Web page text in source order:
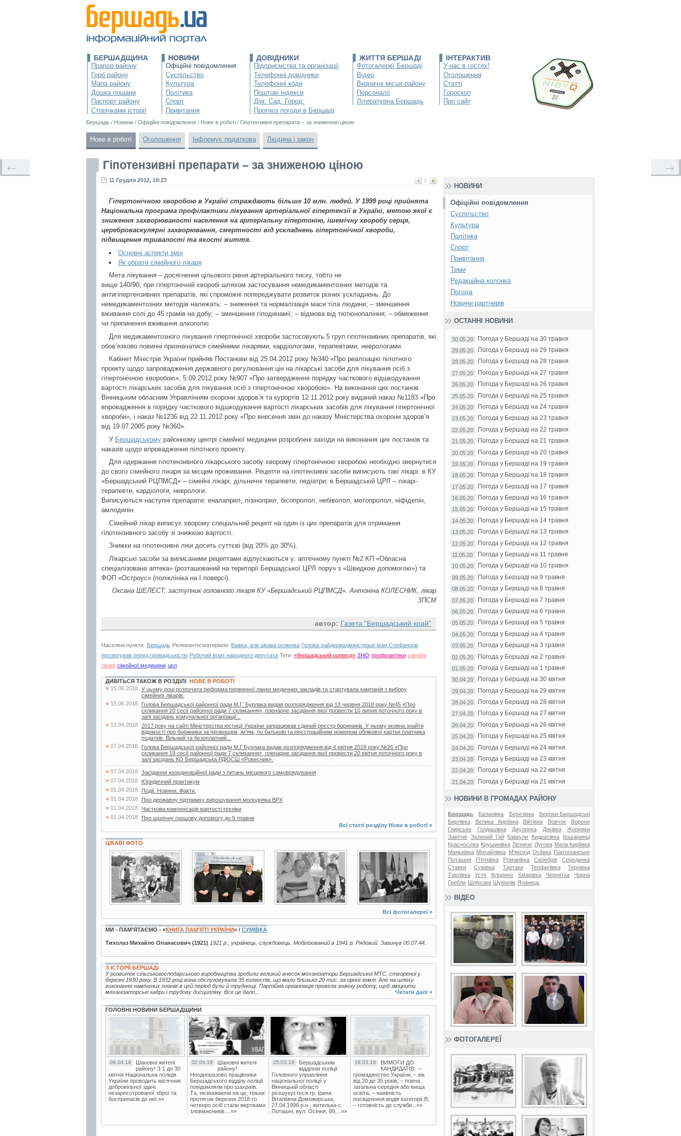
БЕРШАДЩИНА
Прапор району
Герб району
Мапа району
Дошка пошани
Паспорт району
Сторінками історії
НОВИНИ
Офіційні повідомлення
Суспільство
Культура
Політика
Спорт
Привітання
ДОВІДНИКИ
Підприємства та організації
Телефонні довідники
Телефонні коди
Поштові індекси
Дім. Сад. Город.
Прогноз погоди в Бершаді
ЖИТТЯ БЕРШАДІ
Фотогалереї Бершаді
Відео
Визначні місця району
Персоналії
Літературна Бершадь
ІНТЕРАКТИВ
У нас в гостях!
Оголошення
Статті
Гороскоп
Про сайт
Бершадь / Новини / Офіційні повідомлення / Нове в роботі / Гіпотензивні препарати – за зниженою ціною
Нове в роботі Оголошення Інформує податкова Людина і закон
Гіпотензивні препарати – за зниженою ціною
0
11 Грудня 2012, 18:23
Гіпертонічною хворобою в Україні страждають більше 10 млн. людей. У 1999 році прийнята
Національна програма профілактики лікування артеріальної гіпертензії в Україні, метою якої є
зниження захворюваності населення на артеріальну гіпертонію, ішемічну хворобу серця,
цереброваскулярні захворювання, смертності від ускладнень гіпертонічної хвороби,
підвищення тривалості та якості життя.
Основні аспекти змін
Як обрати сімейного лікаря
Мета лікування – досягнення цільового рівня артеріального тиску, тобто не
вище 140/90, при гіпертонічній хворобі шляхом застосування немедикаментозних методів та
антигіпертензивних препаратів, які спроможні попереджувати розвиток різних ускладнень. До
немедикаментозних методів належать: – зниження та нормалізація маси тіла людини; – зменшення
вживання солі до 45 грамів на добу; – зменшення гіподинамії; – відмова від тютюнопаління; – обмеження
чи припинення вживання алкоголю.
Для медикаментозного лікування гіпертонічної хвороби застосовують 5 груп гіпотензивних препаратів, які
обов’язково повинні призначатися сімейними лікарями, кардіологами, терапевтами, неврологами.
Кабінет Міністрів України прийняв Постанови від 25.04.2012 року №340 «Про реалізацію пілотного
проекту щодо запровадження державного регулювання цін на лікарські засоби для лікування осіб з
гіпертонічною хворобою», 5.09.2012 року №907 «Про затвердження порядку часткового відшкодування
вартості лікарських засобів для лікування осіб з гіпертонічною хворобою». На виконання цих постанов
Вінницьким обласним Управлінням охорони здоров’я та курортів 12.11.2012 року виданий наказ №1183 «Про
впровадження в порядку часткового відшкодування вартості лікарських засобів для лікування гіпертонічної
хвороби», і наказ №1236 від 22.11.2012 року «Про внесення змін до наказу Міністерства охорони здоров’я
від 19.07.2005 року №360».
У Бершадському районному центрі сімейної медицини розроблені заходи на виконання цих постанов та
наказів щодо впровадження пілотного проекту.
Для одержання гіпотензивного лікарського засобу хворому гіпертонічною хворобою необхідно звернутися
до свого сімейного лікаря за місцем проживання. Рецепти на гіпотензивні засоби виписують такі лікарі: в КУ
«Бершадський РЦПМСД» – сімейні лікарі, дільничні терапевти, педіатри; в Бершадській ЦРЛ – лікарі-
терапевти, кардіологи, неврологи.
Виписуються наступні препарати: еналаприл, лізіноприл, бісопролол, небіволол, метопролол, ніфідепін,
амлодипін.
Сімейний лікар виписує хворому спеціальний рецепт на один із цих препаратів для отримання
гіпотензивного засобу зі знижкою вартості.
Знижки на гіпотензивні ліки досить суттєві (від 20% до 30%).
Лікарські засоби за виписаними рецептами відпускаються у: аптечному пункті №2 КП «Обласна
спеціалізована аптека» (розташований на території Бершадської ЦРЛ поруч з «Швидкою допомогою») та
ФОП «Остроус» (поліклініка на І поверсі).
Оксана ШЕЛЕСТ, заступник головного лікаря КУ «Бершадський РЦПМСД». Антоніна КОЛЕСНИК, лікар
ЗПСМ
автор: Газета "Бершадський край"
Населені пункти: Бершадь Релевантні матеріали: Важка, але цікава розмова Голова райдержадміністрації Іван Стефанцов
прозвітував перед громадськістю Робочий візит народного депутата Теги: «бершадський рцпмсд» ЗНО профілактики сімейні
лікарі сімейної медицини црл
← →
ДИВІТЬСЯ ТАКОЖ В РОЗДІЛІ НОВЕ В РОБОТІ
» 15.06.2018 У цьому році розпочата реформа первинної ланки медичних закладів та стартувала кампанія з вибору
сімейних лікарів.
» 15.06.2018
Голова Бершадської районної ради М.Г. Бурлака видав розпорядження від 13 червня 2018 року №45 «Про
скликання 20 сесії районної ради 7 скликання», пленарне засідання якої провести 10 липня поточного року в
залі засідань комунальної організації...
» 13.04.2018 2017 року на сайті Міністерства юстиції України запрацював єдиний реєстр боржників. У ньому можна знайти
відомості про боржника за прізвищем, ім’ям, по батькові та реєстраційним номером облікової картки платника
податків. Вільний та безоплатний...
» 07.04.2018
Голова Бершадської районної ради М.Г.Бурлака видав розпорядження від 4 квітня 2018 року №26 «Про
скликання 19 сесії районної ради 7 скликання», пленарне засідання якої провести 20 квітня поточного року в
залі засідань КО Бершадська РДЮСШ «Ровесник».
» 07.04.2018 Засідання координаційної ради з питань місцевого самоврядування
» 07.04.2018 Юридичний практикум
» 01.04.2018 Події. Новини. Факти.
» 01.04.2018 Про державну підтримку вирощування молодняка ВРХ
» 01.04.2018 Часткова компенсація вартості техніки
» 01.04.2018
Про щорічну грошову допомогу до 9 травня
Всі статті розділу Нове в роботі »
ЦІКАВІ ФОТО
2 фото 3 фото 2 фото
Всі фотогалереї »
МИ - ПАМ’ЯТАЄМО - «КНИГА ПАМ’ЯТІ УКРАЇНИ» / СУМІВКА
Тихолаз Михайло Опанасович (1921) 1921 р., українець, службовець. Мобілізований в 1941 р. Рядовий. Загинув 00.07.44.
З ІСТОРІЇ БЕРШАДІ
У розвиток сільськогосподарського виробництва зробили великий внесок механізатори Бершадської МТС, створеної у
березні 1930 року. В 1932 році вона обслуговувала 35 колгоспів, що мали близько 20 тис. га орної землі. Але на шляху
виконання намічених планів в цей період були й труднощі. Партійна організація провела значну роботу, щоб зміцнити
механізаторські кадри і трудову дисципліну. Все це дало...
Читати далі »
ГОЛОВНІ НОВИНИ БЕРШАДЩИНИ
06.04.18
Шановні жителі
району! З 1 до 30
квітня Національна поліція
України проводить місячник
добровільної здачі
незареєстрованої зброї та
боєприпасів до неї.»»
02.04.18
Шановні жителі
району!
Неодноразово працівники
Бершадського відділу поліції
повідомляли про шахраїв.
Та, незважаючи на це, тільки
протягом березня 2018-го
четверо осіб стали жертвами
зловмисників....»»
25.03.18
Бершадським
відділом поліції
Головного управління
національної поліції у
Вінницькій області
розшукується гр. Ірина
Віталіївна Доможирська,
27.04.1996 р.н., жителька с.
Поташні, вул. Осіння, 89,...»»
18.03.18
ВИМОГИ ДО
КАНДИДАТІВ: –
громадянство України; – вік
від 20 до 35 років; – повна
загальна середня або вища
освіта; – наявність
посвідчення водія категорії В;
– готовність до служби...»»
НОВИНИ
Офіційні повідомлення
Суспільство
Культура
Політика
Спорт
Привітання
Теми
Редакційна колонка
Погода
Новини партнерів
ОСТАННІ НОВИНИ
30.05.20 Погода у Бершаді на 30 травня
29.05.20 Погода у Бершаді на 29 травня
28.05.20 Погода у Бершаді на 28 травня
27.05.20 Погода у Бершаді на 27 травня
26.05.20 Погода у Бершаді на 26 травня
25.05.20 Погода у Бершаді на 25 травня
24.05.20 Погода у Бершаді на 24 травня
23.05.20 Погода у Бершаді на 23 травня
22.05.20 Погода у Бершаді на 22 травня
21.05.20 Погода у Бершаді на 21 травня
20.05.20 Погода у Бершаді на 20 травня
19.05.20 Погода у Бершаді на 19 травня
18.05.20 Погода у Бершаді на 18 травня
17.05.20 Погода у Бершаді на 17 травня
16.05.20 Погода у Бершаді на 16 травня
15.05.20 Погода у Бершаді на 15 травня
14.05.20 Погода у Бершаді на 14 травня
13.05.20 Погода у Бершаді на 13 травня
12.05.20 Погода у Бершаді на 12 травня
11.05.20 Погода у Бершаді на 11 травня
10.05.20 Погода у Бершаді на 10 травня
09.05.20 Погода у Бершаді на 9 травня
08.05.20 Погода у Бершаді на 8 травня
07.05.20 Погода у Бершаді на 7 травня
06.05.20 Погода у Бершаді на 6 травня
05.05.20 Погода у Бершаді на 5 травня
04.05.20 Погода у Бершаді на 4 травня
03.05.20 Погода у Бершаді на 3 травня
02.05.20 Погода у Бершаді на 2 травня
01.05.20 Погода у Бершаді на 1 травня
30.04.20 Погода у Бершаді на 30 квітня
29.04.20 Погода у Бершаді на 29 квітня
28.04.20 Погода у Бершаді на 28 квітня
27.04.20 Погода у Бершаді на 27 квітня
26.04.20 Погода у Бершаді на 26 квітня
25.04.20 Погода у Бершаді на 25 квітня
24.04.20 Погода у Бершаді на 24 квітня
23.04.20 Погода у Бершаді на 23 квітня
22.04.20 Погода у Бершаді на 22 квітня
21.04.20 Погода у Бершаді на 21 квітня
НОВИНИ В ГРОМАДАХ РАЙОНУ
Бершадь Баланівка Березівка
Берізки-Бершадські
Бирлівка
Велика Киріївка Війтівка Вовчок
Ворони
Глинське
Голдашівка Джулинка Дяківка
Жорняки
Завітне Зелений Гай Кавкули Кидрасівка
Кошаринці
Красносілка Крушинівка Лісниче Лугова Мала Киріївка
Маньківка Михайлівка М'якохід Осіївка
Партизанське
Поташня
П'ятківка Романівка Серебрія
Серединка
Ставки
Сумівка Тартаки Теофилівка
Тернівка
Тирлівка
Устя Флорино Хмарівка Чернятка
Чорна
Гребля
Шляхова Шумилів Яланець
ВІДЕО
ФОТОГАЛЕРЕЇ